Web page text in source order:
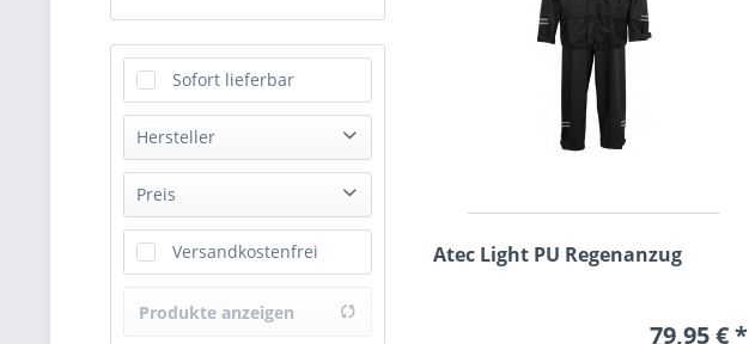
Sofort lieferbar
Hersteller
Engel
Nitras
OCEAN
Preis
von59,95 €bis199,00 €
Versandkostenfrei
Produkte anzeigen
Atec Light PU Regenanzug
79,95 € *